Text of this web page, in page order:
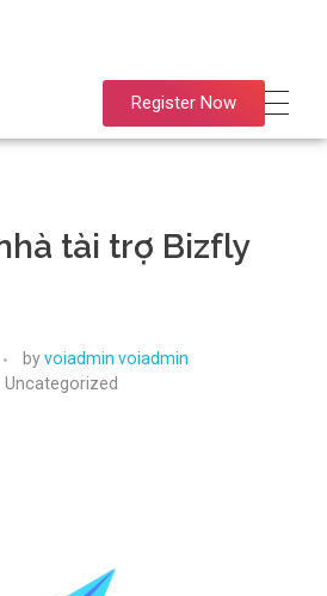
Register Now
tài trợ Bizfly
byvoiadmin voiadmin
Uncategorized